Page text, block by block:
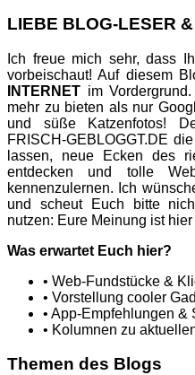
LIEBE BLOG-LESER
Ich freue mich sehr, dass
vorbeischaut! Auf diesem
INTERNET im
mehr zu bieten als nur
und süße Katzenfotos!
FRISCH-GEBLOGGT.DE
lassen, neue Ecken des
entdecken und tolle
kennenzulernen. Ich
und scheut Euch bitte
nutzen: Eure Meinung ist hier
Was erwartet Euch hier?
• Web-Fundstücke &
• Vorstellung cooler
• App-Empfehlungen &
• Kolumnen zu
Themen des Blogs